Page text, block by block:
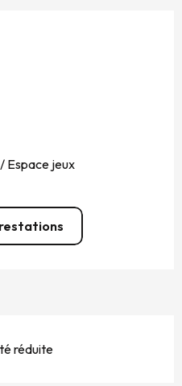
Espace jeux
réduite